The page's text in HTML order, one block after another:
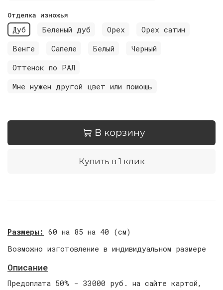
Отделка изножья
Дуб Беленый дуб Орех
Орех сатин
Венге
Сапеле Белый
Черный
Оттенок по РАЛ
Мне нужен другой цвет или помощь
В корзину
Купить в 1 клик
Размеры: 60 на 85 на 40 (см)
Возможно изготовление в индивидуальном размере
Описание
Предоплата 50% - 33000 руб. на сайте картой,